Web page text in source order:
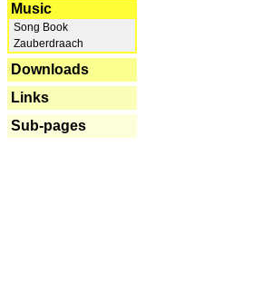
Music
Song Book
Zauberdraach
Downloads
Links
Sub-pages